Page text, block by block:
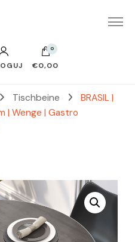
0
€0,00
Tischbeine
BRASIL |
| Wenge | Gastro